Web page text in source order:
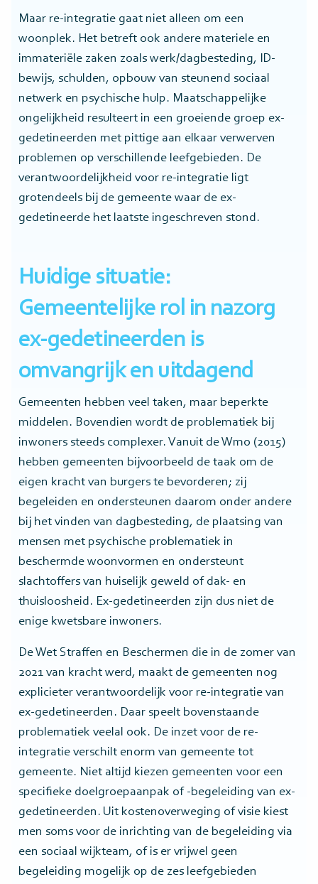
Maar re-integratie gaat niet alleen om een
woonplek. Het betreft ook andere materiele en
immateriële zaken zoals werk/dagbesteding, ID-
bewijs, schulden, opbouw van steunend sociaal
netwerk en psychische hulp. Maatschappelijke
ongelijkheid resulteert in een groeiende groep ex-
gedetineerden met pittige aan elkaar verwerven
problemen op verschillende leefgebieden. De
verantwoordelijkheid voor re-integratie ligt
grotendeels bij de gemeente waar de ex-
gedetineerde het laatste ingeschreven stond.
Huidige situatie:
Gemeentelijke rol in nazorg
ex-gedetineerden is
omvangrijk en uitdagend
Gemeenten hebben veel taken, maar beperkte
middelen. Bovendien wordt de problematiek bij
inwoners steeds complexer. Vanuit de Wmo (2015)
hebben gemeenten bijvoorbeeld de taak om de
eigen kracht van burgers te bevorderen; zij
begeleiden en ondersteunen daarom onder andere
bij het vinden van dagbesteding, de plaatsing van
mensen met psychische problematiek in
beschermde woonvormen en ondersteunt
slachtoffers van huiselijk geweld of dak- en
thuisloosheid. Ex-gedetineerden zijn dus niet de
enige kwetsbare inwoners.
De Wet Straffen en Beschermen die in de zomer van
2021 van kracht werd, maakt de gemeenten nog
explicieter verantwoordelijk voor re-integratie van
ex-gedetineerden. Daar speelt bovenstaande
problematiek veelal ook. De inzet voor de re-
integratie verschilt enorm van gemeente tot
gemeente. Niet altijd kiezen gemeenten voor een
specifieke doelgroepaanpak of -begeleiding van ex-
gedetineerden. Uit kostenoverweging of visie kiest
men soms voor de inrichting van de begeleiding via
een sociaal wijkteam, of is er vrijwel geen
begeleiding mogelijk op de zes leefgebieden